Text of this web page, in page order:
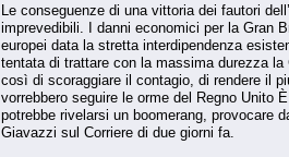
Le conseguenze di una vittoria dei fautori
imprevedibili. I danni economici per la Gran
europei data la stretta interdipendenza
tentata di trattare con la massima durezza
così di scoraggiare il contagio, di rendere il
vorrebbero seguire le orme del Regno Unito
potrebbe rivelarsi un boomerang, provocare
Giavazzi sul Corriere di due giorni fa.